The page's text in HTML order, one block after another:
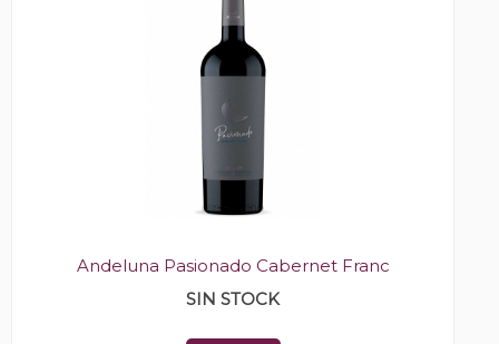
Andeluna Pasionado Cabernet Franc
SIN STOCK